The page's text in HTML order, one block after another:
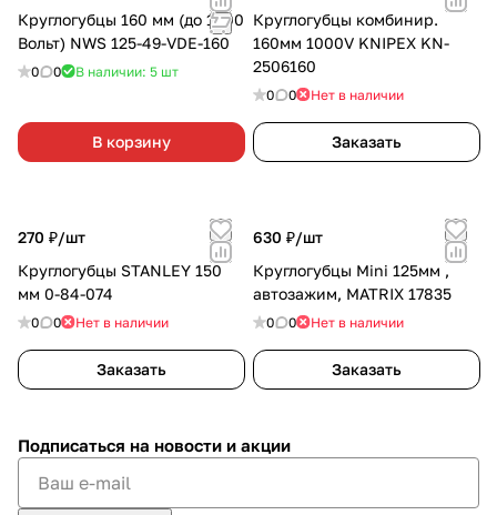
Круглогубцы 160 мм (до 1000
Вольт) NWS 125-49-VDE-160
0 0 В наличии: 5 шт
В корзину
Круглогубцы комбинир.
160мм 1000V KNIPEX KN-
2506160
0 0 Нет в наличии
Заказать
270 ₽/шт
Круглогубцы STANLEY 150
мм 0-84-074
0 0 Нет в наличии
Заказать
630 ₽/шт
Круглогубцы Mini 125мм ,
автозажим, MATRIX 17835
0 0 Нет в наличии
Заказать
Подписаться на новости и акции